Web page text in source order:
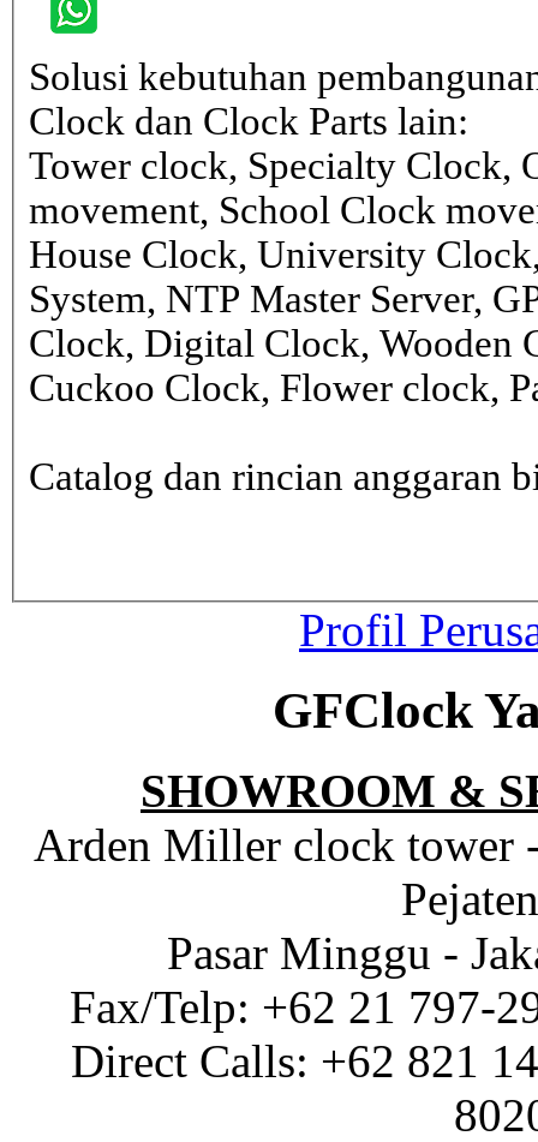
Solusi kebutuhan
Clock dan Clock Parts lain:
Tower clock, Specialty Clock,
movement, School Clock
House Clock, University
System, NTP Master Server,
Clock, Digital Clock, Wooden
Cuckoo Clock, Flower clock,
Catalog dan rincian anggaran
Profil
GFClock
SHOWROOM &
Arden Miller clock tower
Pasar Minggu -
Fax/Telp: +62 21 797-
Direct Calls: +62 821